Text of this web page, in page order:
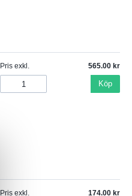
Pris exkl. 565.00
Köp
Pris exkl. 174.00